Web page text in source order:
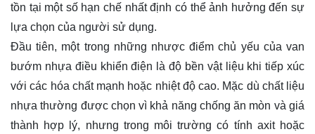
tồn tại một số hạn chế nhất định có thể ảnh hưởng đến sự
lựa chọn của người sử dụng.
Đầu tiên, một trong những nhược điểm chủ yếu của van
bướm nhựa điều khiển điện là độ bền vật liệu khi tiếp xúc
với các hóa chất mạnh hoặc nhiệt độ cao. Mặc dù chất liệu
nhựa thường được chọn vì khả năng chống ăn mòn và giá
thành hợp lý, nhưng trong môi trường có tính axit hoặc